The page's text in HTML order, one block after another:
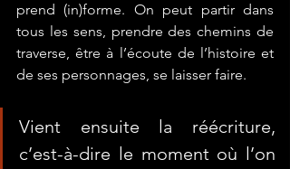
prend (in)forme. On peut partir dans
tous les sens, prendre des chemins de
traverse, être à l’écoute de l’histoire et
de ses personnages, se laisser faire.
Vient ensuite la réécriture,
c’est-à-dire le moment où l’on